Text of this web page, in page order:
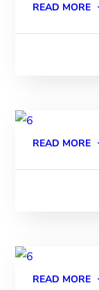
READ MORE
READ MORE
READ MORE